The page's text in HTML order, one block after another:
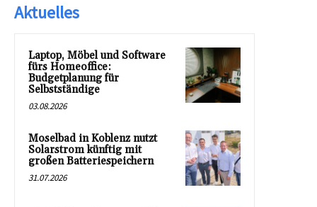
Aktuelles
Laptop, Möbel und Software
fürs Homeoffice:
Budgetplanung für
Selbstständige
03.08.2026
Moselbad in Koblenz nutzt
Solarstrom künftig mit
großen Batteriespeichern
31.07.2026